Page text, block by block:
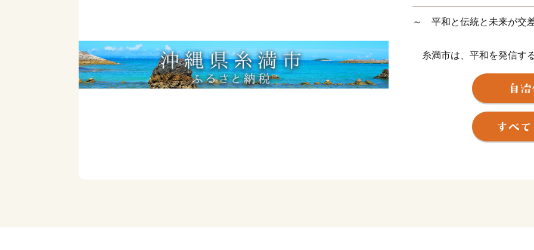
～ 平和と伝統と未来が交
糸満市は、平和を発信す
し、沖縄戦終焉の地である
をはじめ、各都道府県の慰
争の悲惨さを発信するまち
糸満市は、伝統文化を大